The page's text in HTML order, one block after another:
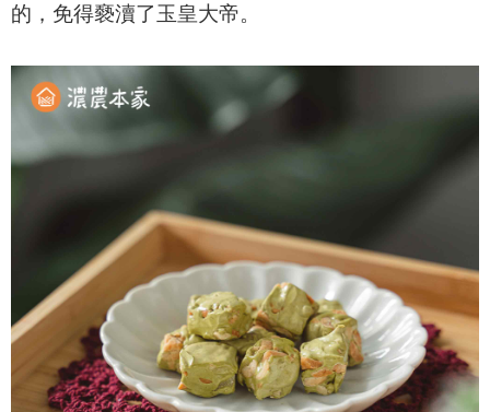
的， 免得褻瀆了玉皇大帝。